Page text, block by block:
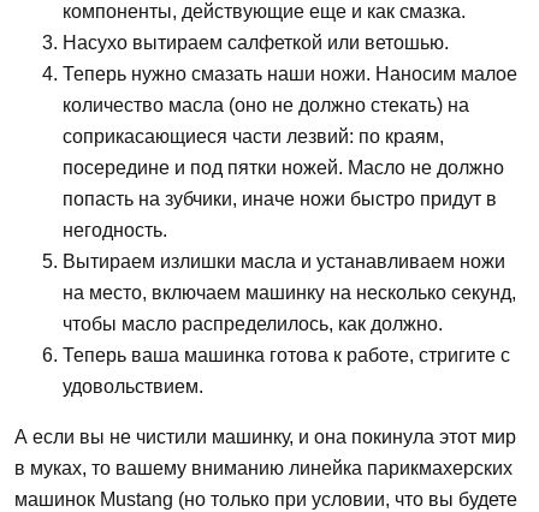
компоненты, действующие еще и как смазка.
Насухо вытираем салфеткой или ветошью.
Теперь нужно смазать наши ножи. Наносим малое
количество масла (оно не должно стекать) на
соприкасающиеся части лезвий: по краям,
посередине и под пятки ножей. Масло не должно
попасть на зубчики, иначе ножи быстро придут в
негодность.
Вытираем излишки масла и устанавливаем ножи
на место, включаем машинку на несколько секунд,
чтобы масло распределилось, как должно.
Теперь ваша машинка готова к работе, стригите с
удовольствием.
А если вы не чистили машинку, и она покинула этот мир
в муках, то вашему вниманию линейка парикмахерских
машинок Mustang (но только при условии, что вы будете